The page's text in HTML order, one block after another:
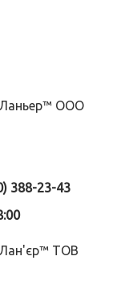
ООО
388-23-43
ТОВ